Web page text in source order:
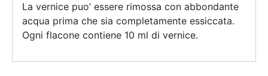
La vernice puo’ essere rimossa con abbondante
acqua prima che sia completamente essiccata.
Ogni flacone contiene 10 ml di vernice.